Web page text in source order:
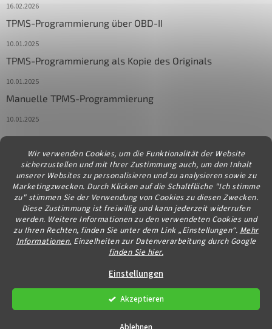
Wir verwenden Cookies, um die Funktionalität der Website
sicherzustellen und mit Ihrer Zustimmung auch, um den Inhalt
unserer Websites zu personalisieren und zu analysieren sowie zu
Marketingzwecken. Durch Klicken auf die Schaltfläche "Ich stimme
zu" stimmen Sie der Verwendung von Cookies zu diesen Zwecken.
Diese Zustimmung ist freiwillig und kann jederzeit widerrufen
werden. Weitere Informationen zu den verwendeten Cookies und
zu Ihren Rechten, finden Sie unter dem Link „Einstellungen“. Mehr
Informationen. Einzelheiten zur Datenverarbeitung durch Google
finden Sie hier.
Einstellungen
Akzeptieren
16.02.2026
TPMS-Programmierung über OBD-II
10.01.2025
TPMS-Programmierung als Kopie des Originals
10.01.2025
Manuelle TPMS-Programmierung
10.01.2025
Kontakt
info@diagstore.at
Erstellt von Shoptet
Copyright 2026diagstore.at. Alle Rechte vorbehalten.Cookie-
Einstellungen ändern